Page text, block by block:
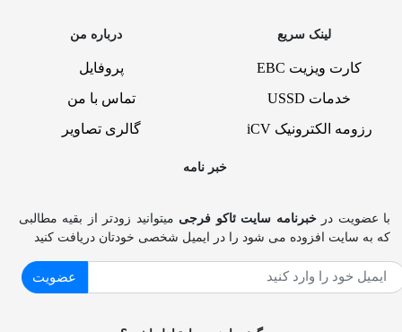
لینک سریع
کارت ویزیت EBC
خدمات USSD
رزومه الکترونیک iCV
درباره من
پروفایل
تماس با من
گالری تصاویر
خبر نامه
با عضویت درخبرنامه سایت ئاکو فرجی میتوانید زودتر از بقیه مطالبی
که به سایت افزوده می شود را در ایمیل شخصی خودتان دریافت کنید
عضویت